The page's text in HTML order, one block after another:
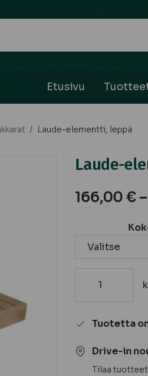
Etusivu
/ Laude-elementti, leppä
Laude-
166,00 € –
Laude-
leppäTuotetta
Drive-in
Tilaa tuotteet